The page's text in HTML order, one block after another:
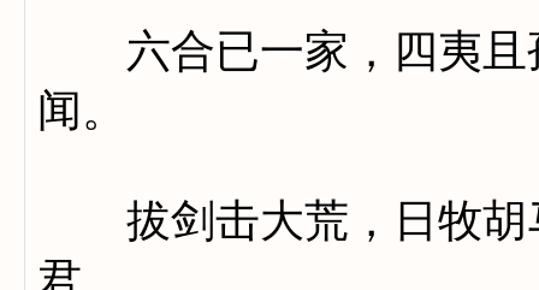
六合已一家，四夷且
闻。
拔剑击大荒，日牧胡
君。